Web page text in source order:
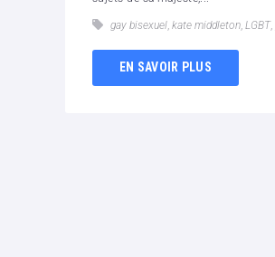
gay bisexuel, kate middleton, LGBT,
EN SAVOIR PLUS